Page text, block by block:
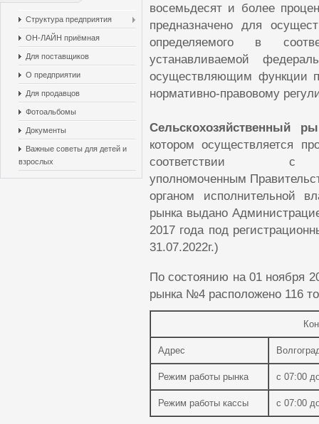
Структура предприятия
ОН-ЛАЙН приёмная
Для поставщиков
О предприятии
Для продавцов
Фотоальбомы
Документы
Важные советы для детей и
взрослых
восемьдесят и более
предназначено для
определяемого в
устанавливаемой
осуществляющим функции
нормативно-правовому
Сельскохозяйственный
котором осуществляется
соответствии с
уполномоченным
органом исполнительной
рынка выдано
2017 года под
31.07.2022г.)
По состоянию на 01 ноября
рынка №4 расположено 116
Адрес
Режим работы рынка с 07:00
Режим работы кассы с 07:00